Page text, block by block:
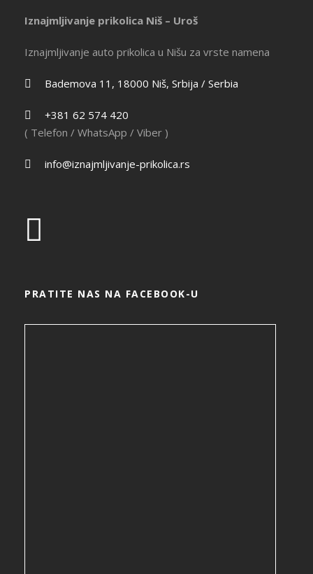
Iznajmljivanje prikolica Niš – Uroš
Iznajmljivanje auto prikolica u Nišu za vrste namena
Bademova 11, 18000 Niš, Srbija / Serbia
+381 62 574 420
( Telefon / WhatsApp / Viber )
info@iznajmljivanje-prikolica.rs
PRATITE NAS NA FACEBOOK-U